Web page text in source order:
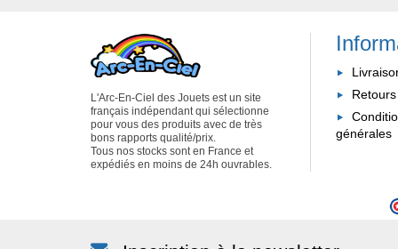
L'Arc-En-Ciel des Jouets est un site
français indépendant qui sélectionne
pour vous des produits avec de très
bons rapports qualité/prix.
Tous nos stocks sont en France et
expédiés en moins de 24h ouvrables.
Retours
générales